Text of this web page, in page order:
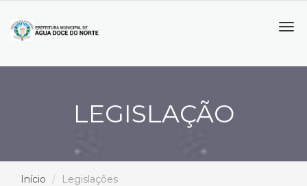
LEGISLAÇÃO
Início Legislações